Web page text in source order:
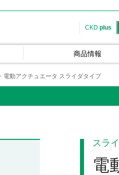
CKD plus
商品情報
電動アクチュエータ スライダタイプ
スラ
電